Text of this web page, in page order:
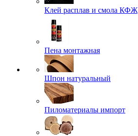
Клей расплав и смола КФЖ
Пена монтажная
Шпон натуральный
Пиломатериалы импорт